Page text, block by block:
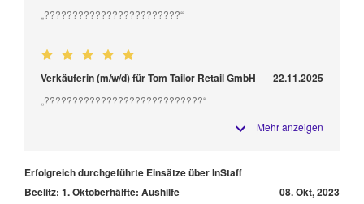
„????????????????????????“
Verkäuferin (m/w/d) für Tom Tailor Retail GmbH 22.11.2025
„????????????????????????????“
Mehr anzeigen
Erfolgreich durchgeführte Einsätze über InStaff
Beelitz: 1. Oktoberhälfte: Aushilfe
08. Okt, 2023